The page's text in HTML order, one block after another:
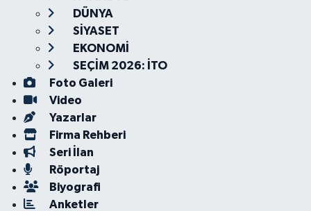
DÜNYA
SİYASET
EKONOMİ
SEÇİM 2026: İTO
Foto Galeri
Video
Yazarlar
Firma Rehberi
Seri İlan
Röportaj
Biyografi
Anketler